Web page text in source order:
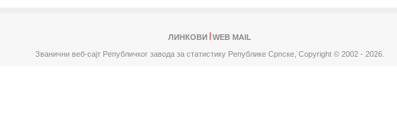
ЛИНКОВИ
WEB MAIL
Званични веб-сајт Републичког завода за статистику Републике Српске, Copyright © 2002 - 2026.